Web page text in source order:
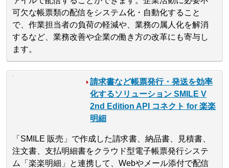
可欠な帳票類の配信をシステム化・自動化すること
で、作業担当者の負荷の軽減や、業務の属人化を解消
するなど、業務改善や企業の働き方の改革にも寄与し
ます。
請求書など帳票発行・発送を効率
化するソリューション SMILE V
2nd Edition API コネクト for 楽楽
明細
「SMILE 販売」で作成した請求書、納品書、見積書、
注文書、支払明細書をクラウド型電子帳票発行システ
ム「楽楽明細」と連携して、Webやメール添付で配信